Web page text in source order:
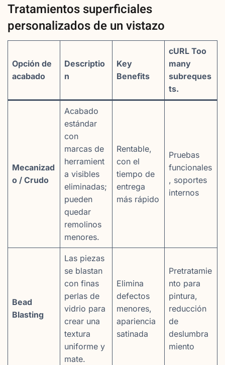
Tratamientos superficiales
personalizados de un vistazo
Opción de
acabado
Descriptio
n
Key
Benefits
cURL Too
many
subreques
ts.
Mecanizad
o / Crudo
Acabado
estándar
con
marcas de
herramient
a visibles
eliminadas;
pueden
quedar
remolinos
menores.
Rentable,
con el
tiempo de
entrega
más rápido
Pruebas
funcionales
, soportes
internos
Bead
Blasting
Las piezas
se blastan
con finas
perlas de
vidrio para
crear una
textura
uniforme y
mate.
Elimina
defectos
menores,
apariencia
satinada
Pretratamie
nto para
pintura,
reducción
de
deslumbra
miento